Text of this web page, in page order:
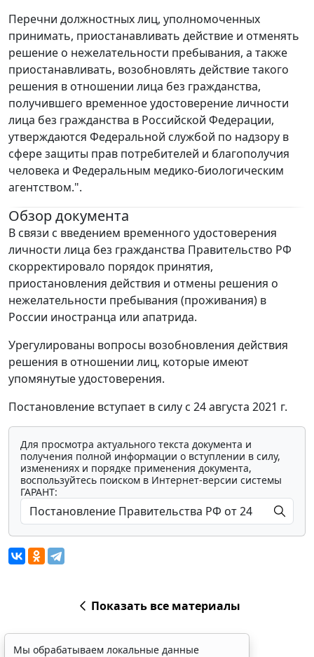
Перечни должностных лиц, уполномоченных
принимать, приостанавливать действие и отменять
решение о нежелательности пребывания, а также
приостанавливать, возобновлять действие такого
решения в отношении лица без гражданства,
получившего временное удостоверение личности
лица без гражданства в Российской Федерации,
утверждаются Федеральной службой по надзору в
сфере защиты прав потребителей и благополучия
человека и Федеральным медико-биологическим
агентством.".
Обзор документа
В связи с введением временного удостоверения
личности лица без гражданства Правительство РФ
скорректировало порядок принятия,
приостановления действия и отмены решения о
нежелательности пребывания (проживания) в
России иностранца или апатрида.
Урегулированы вопросы возобновления действия
решения в отношении лиц, которые имеют
упомянутые удостоверения.
Постановление вступает в силу с 24 августа 2021 г.
Для просмотра актуального текста документа и
получения полной информации о вступлении в силу,
изменениях и порядке применения документа,
воспользуйтесь поиском в Интернет-версии системы
ГАРАНТ:
Показать все материалы
Мы обрабатываем локальные данные